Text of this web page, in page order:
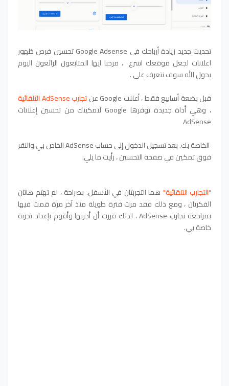
اعلانات لجعل موقعك اسرع ، مرحبا ايها المتابعون الرائعون اليوم
بحول الله سوف نتعرف على .
قبل بضعة أسابيع فقط ، أعلنت Google عن
تجارب AdSense التلقائية
، وهي أداة جديدة توفرها Google لتمكينك من تحسين إعلانات
AdSense
الخاصة بك. بعد تسجيل الدخول إلى حساب AdSense الخاص بي والنقر
فوق تمكين في صفحة التحسين ، رأيت ما يلي:
"التجارب التلقائية" هما التجربتان في الأسفل. بصراحة ، لم تهتم هاتان
الفكرتان ، ومع ذلك فقد مرت فترة طويلة منذ آخر مرة قمت فيها
بمراجعة تجارب AdSense ، لذلك قررت أن أجربها وأقوم بإعداد تجربة
خاصة بي.